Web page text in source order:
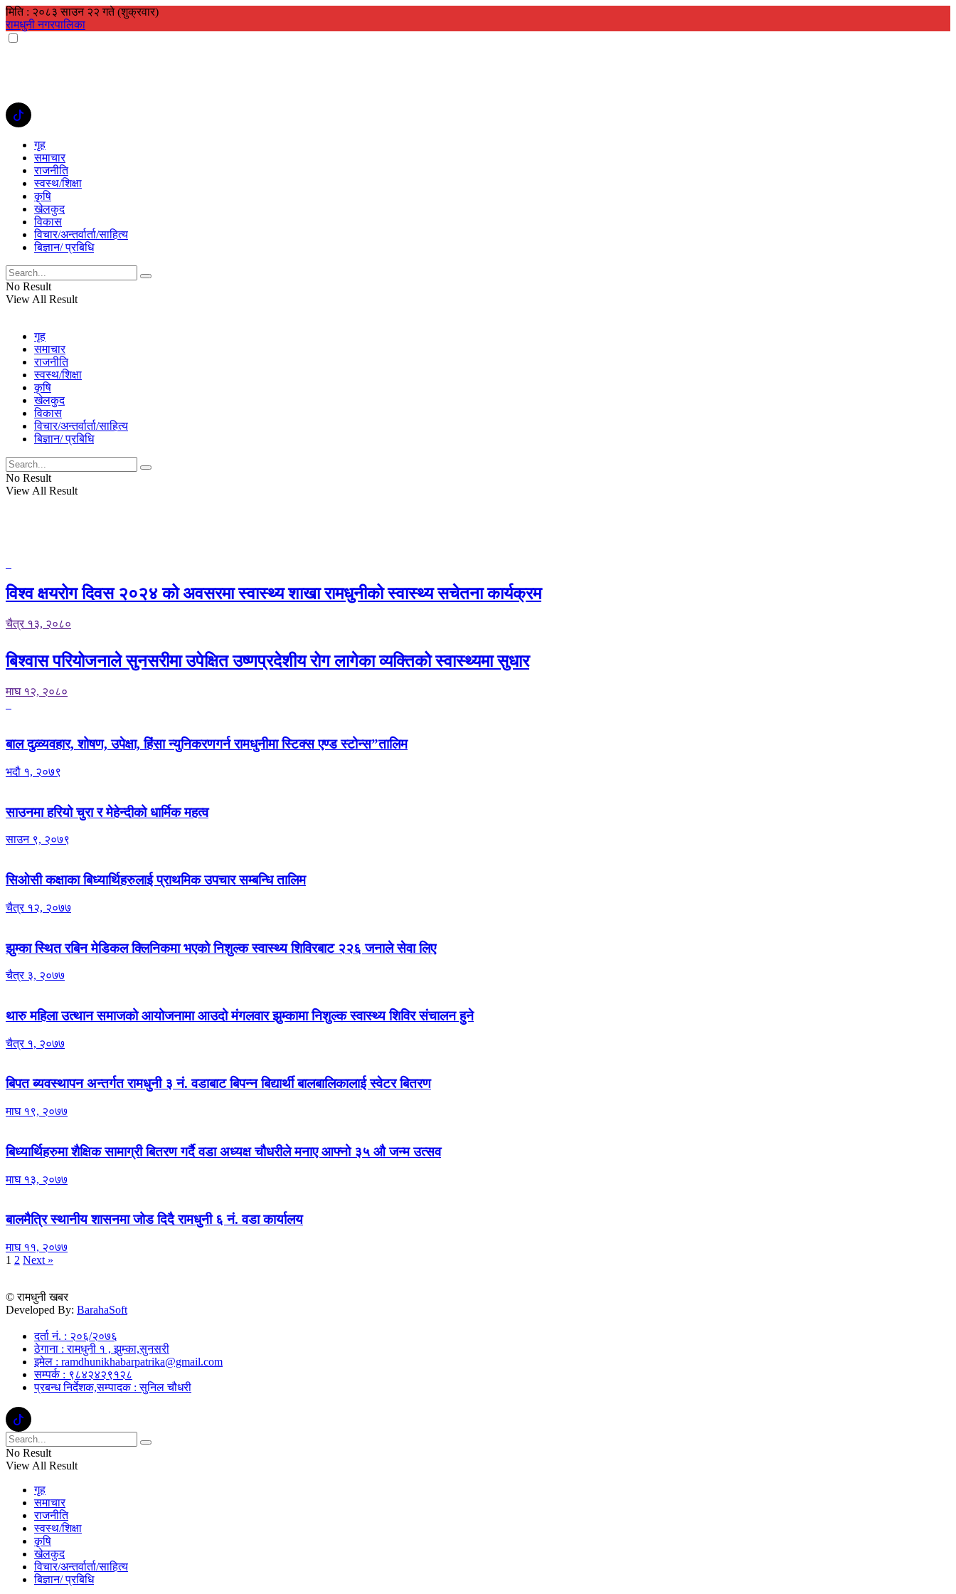
मिति : २०८३ साउन २२ गते (शुक्रवार)
रामधुनी नगरपालिका
गृह
समाचार
राजनीति
स्वस्थ/शिक्षा
कृषि
खेलकुद
विकास
विचार/अन्तर्वार्ता/साहित्य
बिज्ञान/ प्रबिधि
No Result
View All Result
गृह
समाचार
राजनीति
स्वस्थ/शिक्षा
कृषि
खेलकुद
विकास
विचार/अन्तर्वार्ता/साहित्य
बिज्ञान/ प्रबिधि
No Result
View All Result
विश्व क्षयरोग दिवस २०२४ को अवसरमा स्वास्थ्य शाखा रामधुनीको स्वास्थ्य सचेतना कार्यक्रम
चैत्र १३, २०८०
बिश्वास परियोजनाले सुनसरीमा उपेक्षित उष्णप्रदेशीय रोग लागेका व्यक्तिको स्वास्थ्यमा सुधार
माघ १२, २०८०
बाल दुव्र्व्यवहार, शोषण, उपेक्षा, हिंसा न्युनिकरणगर्न रामधुनीमा स्टिक्स एण्ड स्टोन्स”तालिम
भदौ १, २०७९
साउनमा हरियो चुरा र मेहेन्दीको धार्मिक महत्व
साउन ९, २०७९
सिओसी कक्षाका बिध्यार्थिहरुलाई प्राथमिक उपचार सम्बन्धि तालिम
चैत्र १२, २०७७
झुम्का स्थित रबिन मेडिकल क्लिनिकमा भएको निशुल्क स्वास्थ्य शिविरबाट २२६ जनाले सेवा लिए
चैत्र ३, २०७७
थारु महिला उत्थान समाजको आयोजनामा आउदो मंगलवार झुम्कामा निशुल्क स्वास्थ्य शिविर संचालन हुने
चैत्र १, २०७७
बिपत ब्यवस्थापन अन्तर्गत रामधुनी ३ नं. वडाबाट बिपन्न बिद्यार्थी बालबालिकालाई स्वेटर बितरण
माघ १९, २०७७
बिध्यार्थिहरुमा शैक्षिक सामाग्री बितरण गर्दै वडा अध्यक्ष चौधरीले मनाए आफ्नो ३५ औ जन्म उत्सव
माघ १३, २०७७
बालमैत्रि स्थानीय शासनमा जोड दिदै रामधुनी ६ नं. वडा कार्यालय
माघ ११, २०७७
1 2 Next »
© रामधुनी खबर
Developed By: BarahaSoft
दर्ता नं. : २०६/२०७६
ठेगाना : रामधुनी १ , झुम्का,सुनसरी
इमेल : ramdhunikhabarpatrika@gmail.com
सम्पर्क : ९८४२४२९१२८
प्रबन्ध निर्देशक,सम्पादक : सुनिल चौधरी
No Result
View All Result
गृह
समाचार
राजनीति
स्वस्थ/शिक्षा
कृषि
खेलकुद
विचार/अन्तर्वार्ता/साहित्य
बिज्ञान/ प्रबिधि